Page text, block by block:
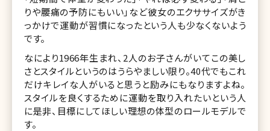
りや腰痛の予防にもいい」など彼女のエクササイズがき
っかけで運動が習慣になったという人も少なくないよう
です。
なにより1966年生まれ、2人のお子さんがいてこの美し
さとスタイルというのはうらやましい限り。40代でもこれ
だけキレイな人がいると思うと励みにもなりますよね。
スタイルを良くするために運動を取り入れたいという人
に是非、目標にしてほしい理想の体型のロールモデルで
す。